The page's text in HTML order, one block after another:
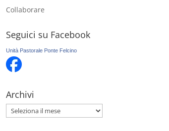
Collaborare
Seguici su Facebook
Unità Pastorale Ponte Felcino
Archivi
Archivi